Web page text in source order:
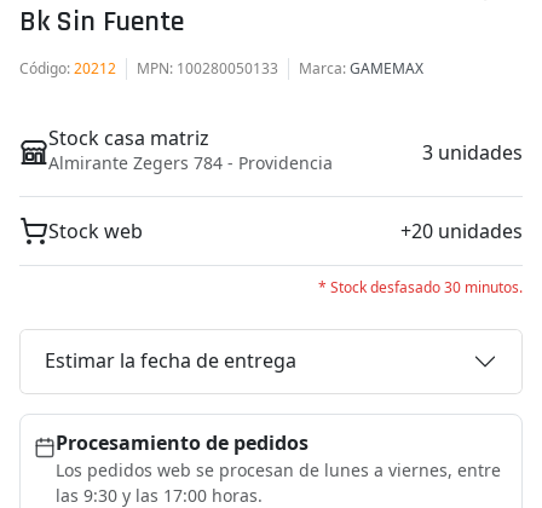
Bk Sin Fuente
Código:20212 MPN: 100280050133 Marca:GAMEMAX
Stock casa matriz
Almirante Zegers 784 - Providencia 3 unidades
Stock web +20 unidades
* Stock desfasado 30 minutos.
Estimar la fecha de entrega
Procesamiento de pedidos
Los pedidos web se procesan de lunes a viernes, entre
las 9:30 y las 17:00 horas.